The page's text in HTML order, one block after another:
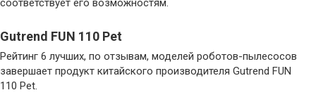
соответствует его возможностям.
Gutrend FUN 110 Pet
Рейтинг 6 лучших, по отзывам, моделей роботов-пылесосов
завершает продукт китайского производителя Gutrend FUN
110 Pet.